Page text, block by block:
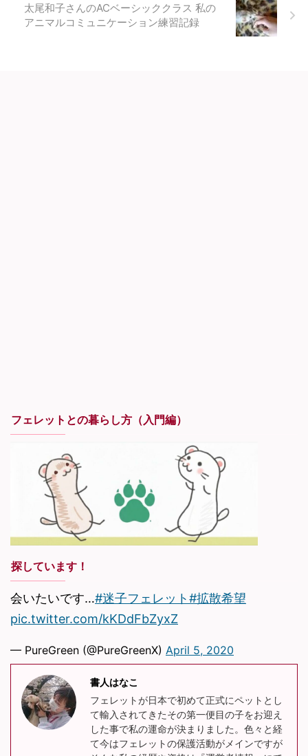
太尾和子さんのACベーシッククラス 私の
アニマルコミュニケーション練習記録
フェレットとの暮らし方（入門編）
探しています！
会いたいです…#迷子フェレット#拡散希望
pic.twitter.com/kKDdFbZyxZ
— PureGreen (@PureGreenX) April 5, 2020
書人はなこ
フェレットが日本で初めて正式にペットとし
て輸入されてきたその第一便目の子をお迎え
した事で私の運命が決まりました。色々と経
て今はフェレットの保護活動がメインですが